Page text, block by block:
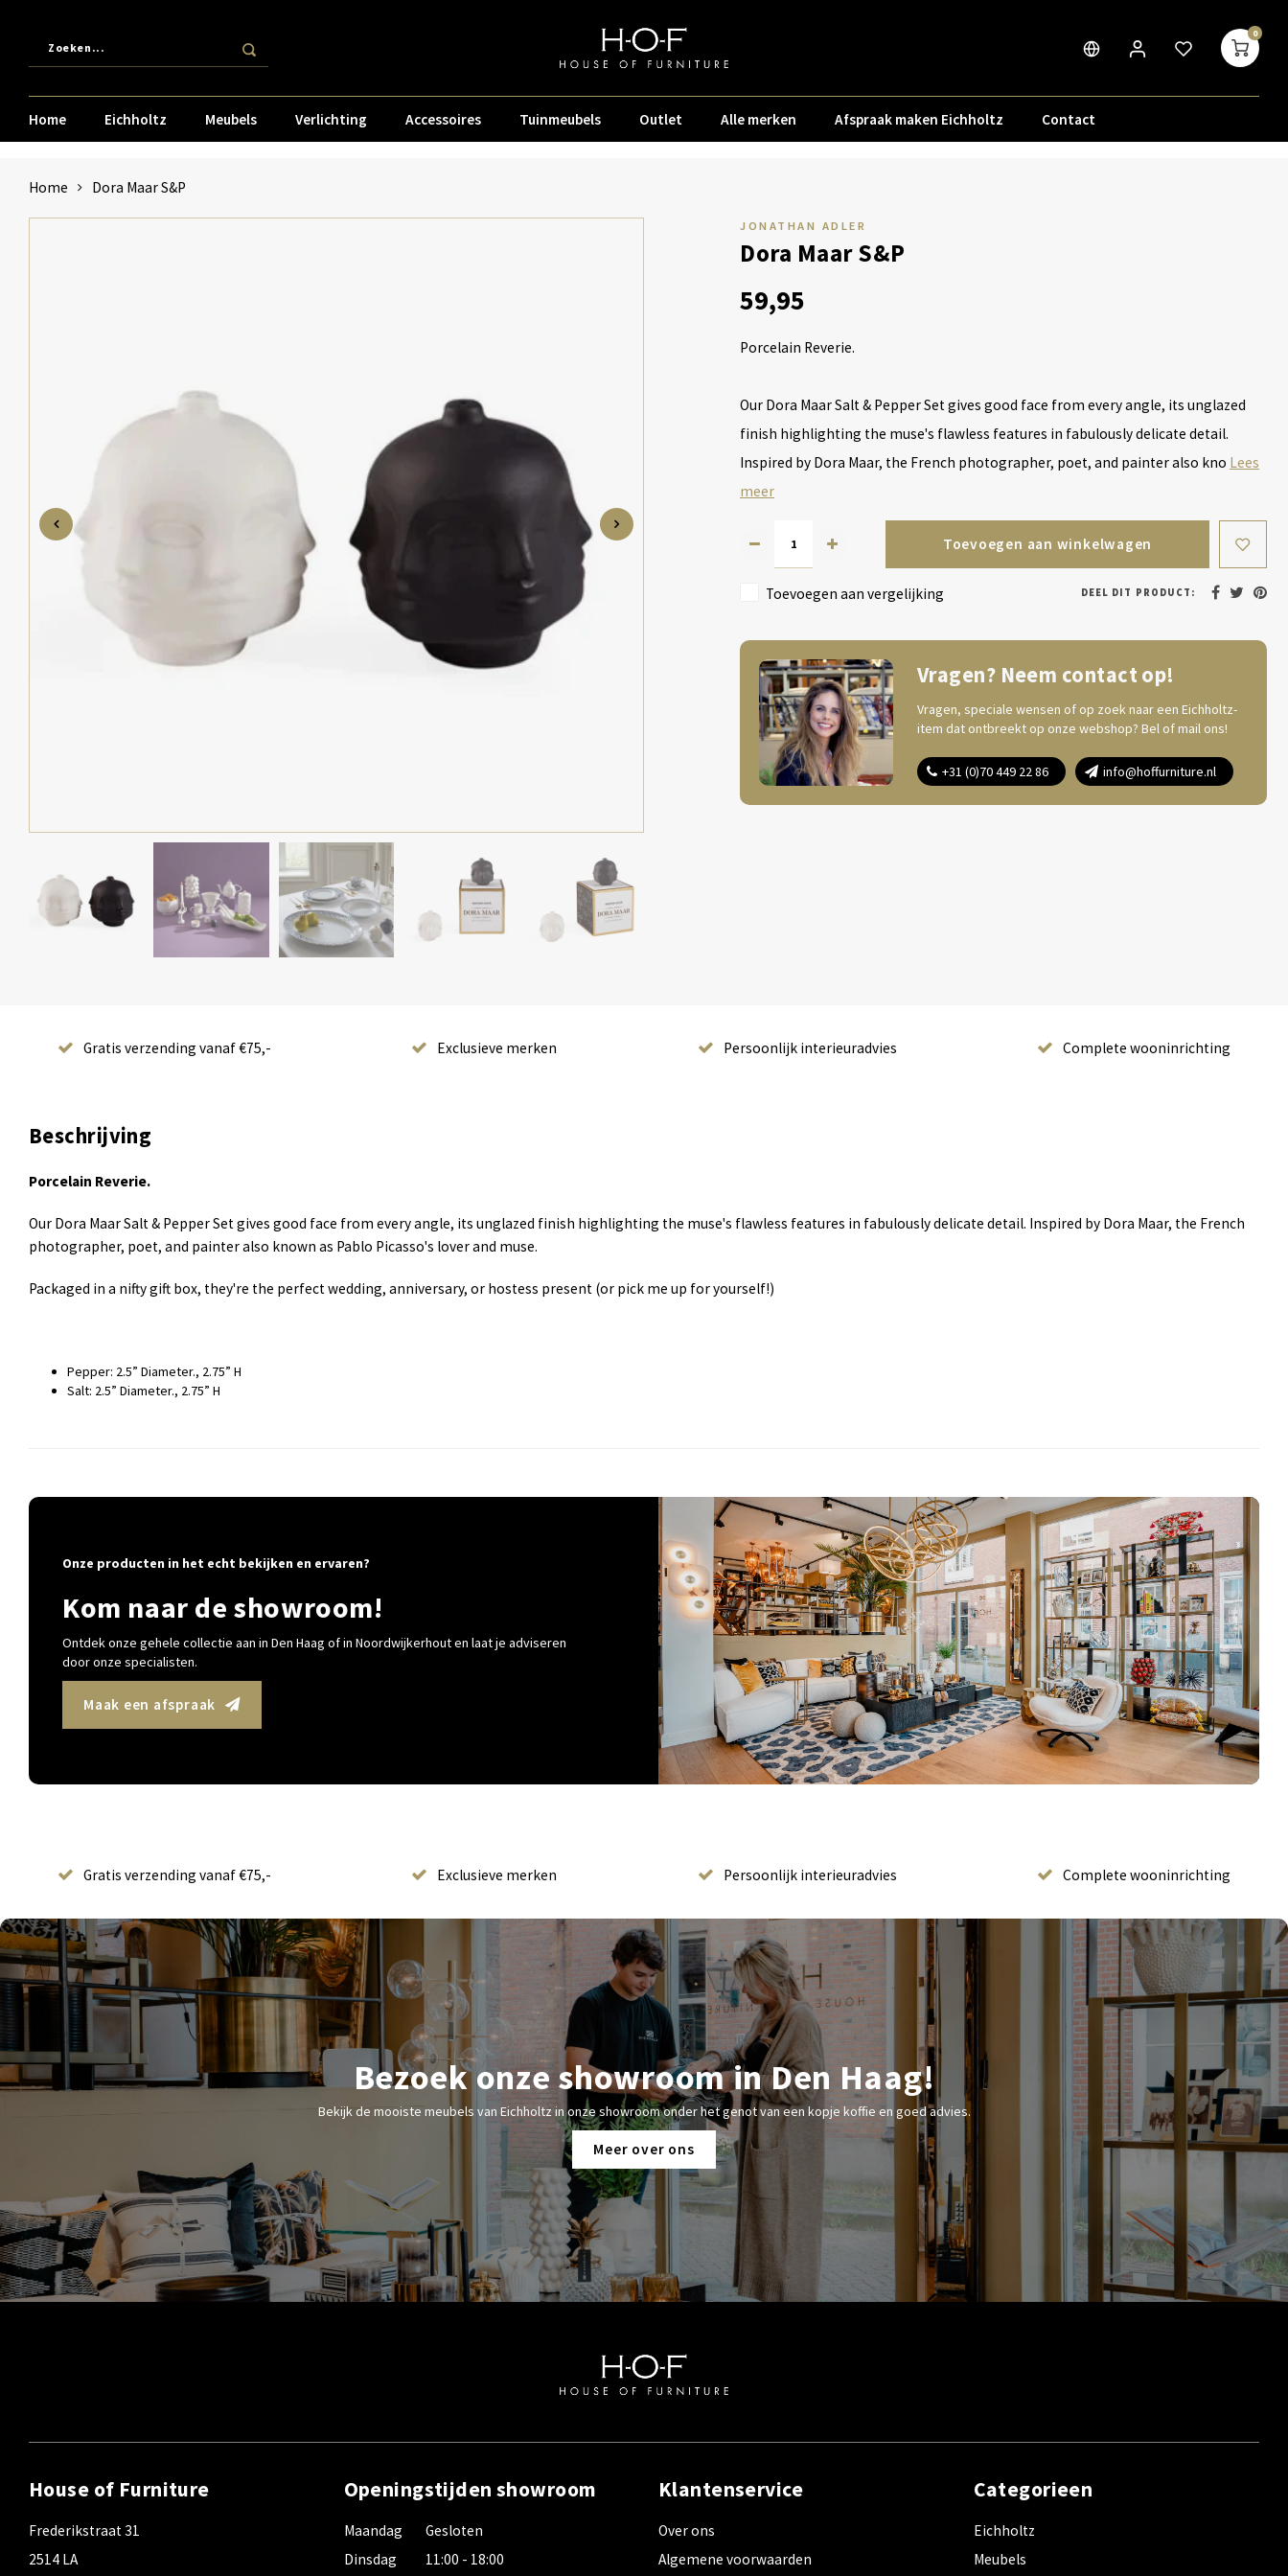
0
Home Eichholtz Meubels Verlichting Accessoires Tuinmeubels Outlet Alle merken Afspraak maken Eichholtz Contact
Home Dora Maar S&P
JONATHAN ADLER
Dora Maar S&P
59,95
Porcelain Reverie.
Our Dora Maar Salt & Pepper Set gives good face from every angle, its unglazed
finish highlighting the muse's flawless features in fabulously delicate detail.
Inspired by Dora Maar, the French photographer, poet, and painter also kno Lees
meer
Toevoegen aan winkelwagen
Toevoegen aan vergelijking DEEL DIT PRODUCT:
Vragen? Neem contact op!
Vragen, speciale wensen of op zoek naar een Eichholtz-
item dat ontbreekt op onze webshop? Bel of mail ons!
+31 (0)70 449 22 86 info@hoffurniture.nl
Gratis verzending vanaf €75,- Exclusieve merken Persoonlijk interieuradvies Complete wooninrichting
Beschrijving
Porcelain Reverie.
Our Dora Maar Salt & Pepper Set gives good face from every angle, its unglazed finish highlighting the muse's flawless features in fabulously delicate detail. Inspired by Dora Maar, the French
photographer, poet, and painter also known as Pablo Picasso's lover and muse.
Packaged in a nifty gift box, they're the perfect wedding, anniversary, or hostess present (or pick me up for yourself!)
Pepper: 2.5” Diameter., 2.75” H
Salt: 2.5” Diameter., 2.75” H
Onze producten in het echt bekijken en ervaren?
Kom naar de showroom!
Ontdek onze gehele collectie aan in Den Haag of in Noordwijkerhout en laat je adviseren
door onze specialisten.
Maak een afspraak
Gratis verzending vanaf €75,- Exclusieve merken Persoonlijk interieuradvies Complete wooninrichting
Bezoek onze showroom in Den Haag!
Bekijk de mooiste meubels van Eichholtz in onze showroom onder het genot van een kopje koffie en goed advies.
Meer over ons
House of Furniture
Frederikstraat 31
2514 LA
Openingstijden showroom
Maandag
Dinsdag
Gesloten
11:00 - 18:00
Klantenservice
Over ons
Algemene voorwaarden
Categorieen
Eichholtz
Meubels